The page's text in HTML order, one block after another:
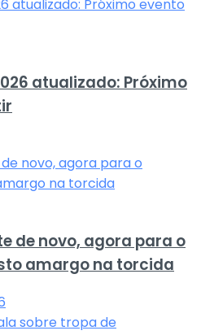
atualizado: Próximo
de novo, agora para o
amargo na torcida